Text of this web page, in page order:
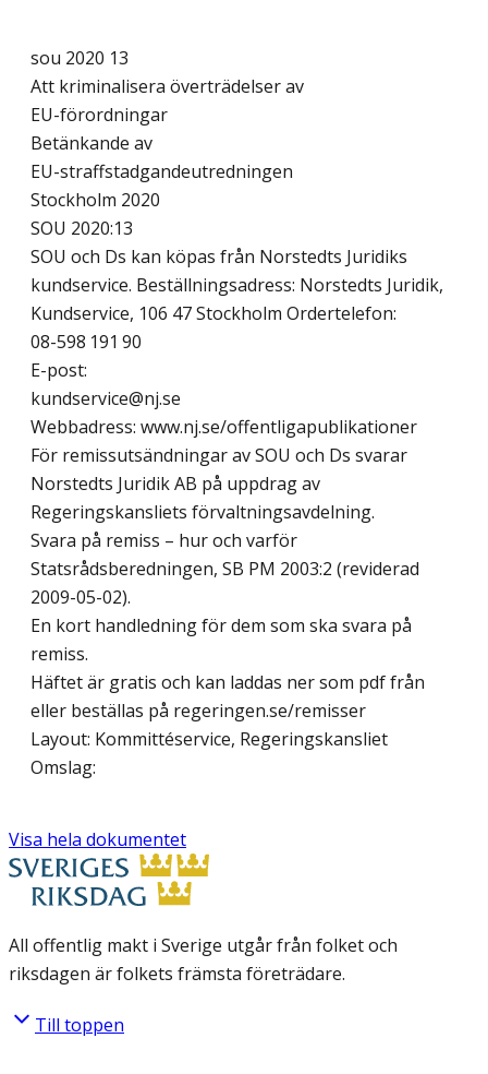
sou 2020 13
Att kriminalisera överträdelser av
EU-förordningar
Betänkande av
EU-straffstadgandeutredningen
Stockholm 2020
SOU 2020:13
SOU och Ds kan köpas från Norstedts Juridiks
kundservice. Beställningsadress: Norstedts Juridik,
Kundservice, 106 47 Stockholm Ordertelefon:
08-598 191 90
E-post:
kundservice@nj.se
Webbadress: www.nj.se/offentligapublikationer
För remissutsändningar av SOU och Ds svarar
Norstedts Juridik AB på uppdrag av
Regeringskansliets förvaltningsavdelning.
Svara på remiss – hur och varför
Statsrådsberedningen, SB PM 2003:2 (reviderad
2009-05-02).
En kort handledning för dem som ska svara på
remiss.
Häftet är gratis och kan laddas ner som pdf från
eller beställas på regeringen.se/remisser
Layout: Kommittéservice, Regeringskansliet
Omslag:
Visa hela dokumentet
All offentlig makt i Sverige utgår från folket och
riksdagen är folkets främsta företrädare.
Till toppen